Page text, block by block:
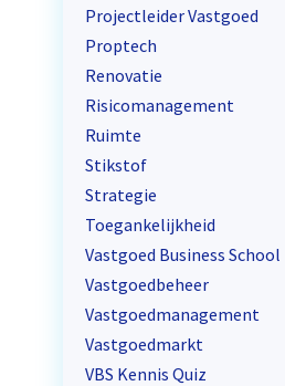
Projectleider Vastgoed
Proptech
Renovatie
Risicomanagement
Ruimte
Stikstof
Strategie
Toegankelijkheid
Vastgoed Business School
Vastgoedbeheer
Vastgoedmanagement
Vastgoedmarkt
VBS Kennis Quiz